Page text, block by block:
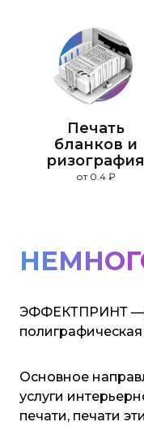
Печать
бланков и
ризография
от 0.4 ₽
ЭФФЕКТПРИНТ —
Основное
услуги
печати, печати